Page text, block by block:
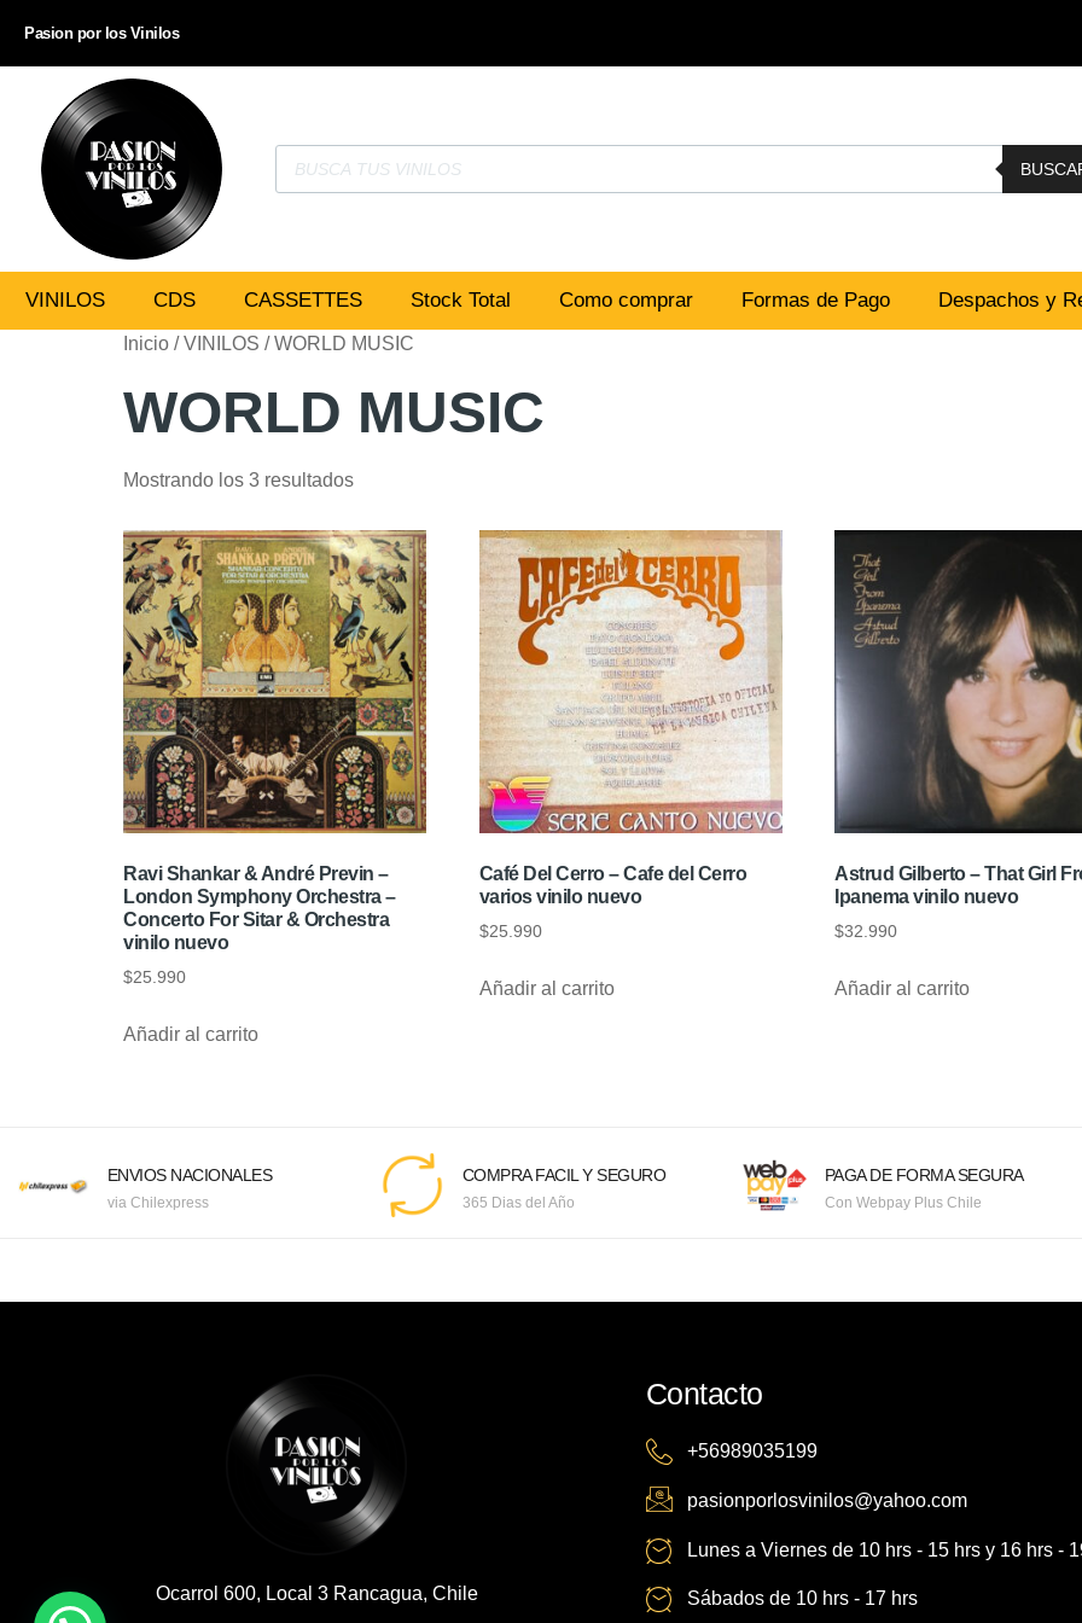
Pasion por los Vinilos
VINILOS CDS CASSETTES Stock Total Como comprar Formas de Pago Despachos y
Inicio /VINILOS / WORLD MUSIC
WORLD MUSIC
Mostrando los 3 resultados
Ravi Shankar & André Previn –
London Symphony Orchestra –
Concerto For Sitar & Orchestra
vinilo nuevo
$25.990
Añadir al carrito
Café Del Cerro – Cafe del Cerro
varios vinilo nuevo
$25.990
Añadir al carrito
Astrud Gilberto – That Girl
Ipanema vinilo nuevo
$32.990
Añadir al carrito
ENVIOS NACIONALES
via Chilexpress
COMPRA FACIL Y SEGURO
365 Dias del Año
PAGA DE FORMA SEGURA
Con Webpay Plus Chile
Ocarrol 600, Local 3 Rancagua, Chile
Contacto
+56989035199
pasionporlosvinilos@yahoo.com
Lunes a Viernes de 10 hrs - 15 hrs y 16 hrs -
Sábados de 10 hrs - 17 hrs